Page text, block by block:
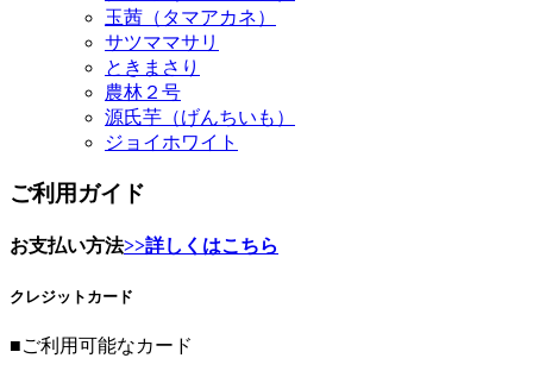
農林２号
源氏芋（げんちいも）
ジョイホワイト
ご利用ガイド
お支払い方法